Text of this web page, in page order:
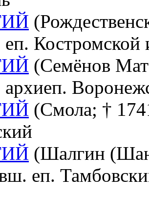
Костромской
(Семёнов
(Смола; †
(Шалгин
еп.